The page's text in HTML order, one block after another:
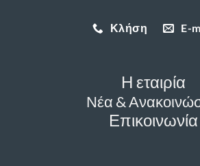
Κλήση E-
Η εταιρία
Νέα &
Επικοινωνία